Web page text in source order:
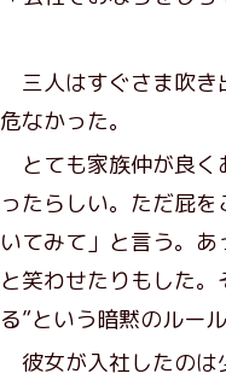
三人はすぐさま吹き
危なかった。
とても家族仲が良く
ったらしい。ただ屁
いてみて」と言う。
と笑わせたりもした
る”という暗黙のルー
彼女が入社したのは